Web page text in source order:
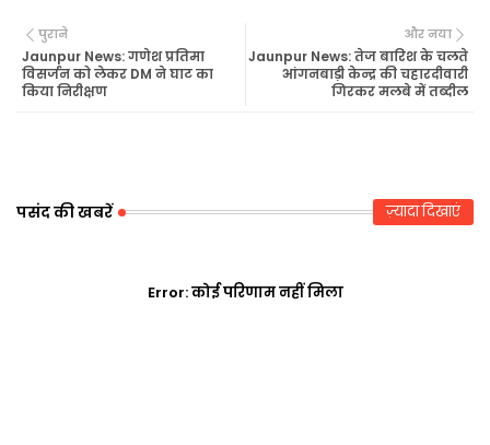
tte ats
और नया
Jaunpur News: तेज बारिश के चलते
आंगनबाड़ी केन्द्र की चहारदीवारी
गिरकर मलबे में तब्दील
पुराने
Jaunpur News: गणेश प्रतिमा
विसर्जन को लेकर DM ने घाट का
किया निरीक्षण
पसंद की खबरें ज़्यादा दिखाएं
Error:कोई परिणाम नहीं मिला